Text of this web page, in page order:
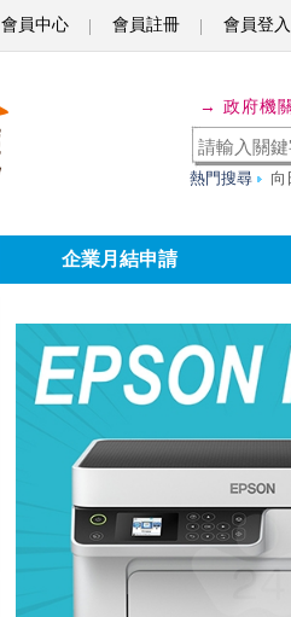
會員中心 會員註冊 會員登入
→ 政府機
熱門搜尋 向
企業月結申請